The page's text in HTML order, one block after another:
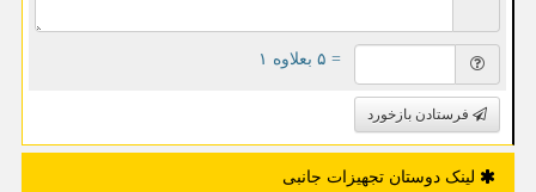
= ۵ بعلاوه ۱
فرستادن بازخورد
لینک دوستان تجهیزات جانبی